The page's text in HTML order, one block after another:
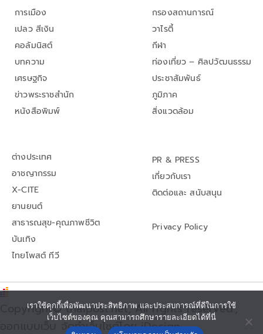
การเมือง
เปลว สีเงิน
คอลัมนิสต์
บทความ
เศรษฐกิจ
ข่าวพระราชสำนัก
หนังสือพิมพ์
กรองสถานการณ์
วาไรตี้
กีฬา
ท่องเที่ยว – ศิลปวัฒนธรรม
ประชาสัมพันธ์
ภูมิภาค
สิ่งแวดล้อม
ต่างประเทศ
อาชญากรรม
X-CITE
ยานยนต์
สาธารณสุข-คุณภาพชีวิต
บันเทิง
ไทยโพสต์ ทีวี
PR & PRESS
เกี่ยวกับเรา
ติดต่อและ สนับสนุน
Privacy Policy
Copyright© thaipost.net, All rights reserved.,
ออกแบบเว็บ จัดทำเว็บไซต์โดย iDesign
เราใช้คุกกี้เพื่อพัฒนาประสิทธิภาพ และประสบการณ์ที่ดีในการใช้
เว็บไซต์ของคุณ คุณสามารถศึกษารายละเอียดได้ที่นี่